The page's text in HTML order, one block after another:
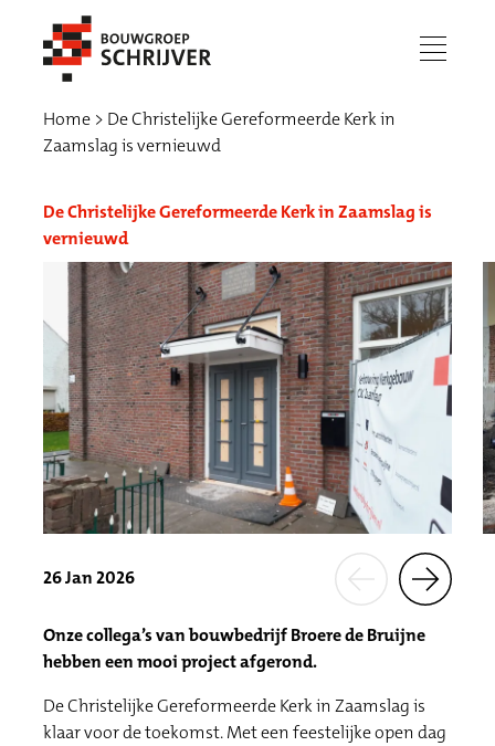
menu
Werken bij
Home
De Christelijke Gereformeerde Kerk in
Zaamslag is vernieuwd
De Christelijke Gereformeerde Kerk in Zaamslag is
vernieuwd
26 Jan 2026
Onze collega’s van bouwbedrijf Broere de Bruijne
hebben een mooi project afgerond.
De Christelijke Gereformeerde Kerk in Zaamslag is
klaar voor de toekomst. Met een feestelijke open dag